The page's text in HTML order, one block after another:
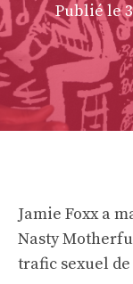
Publié le
Jamie Foxx a
Nasty
trafic sexuel